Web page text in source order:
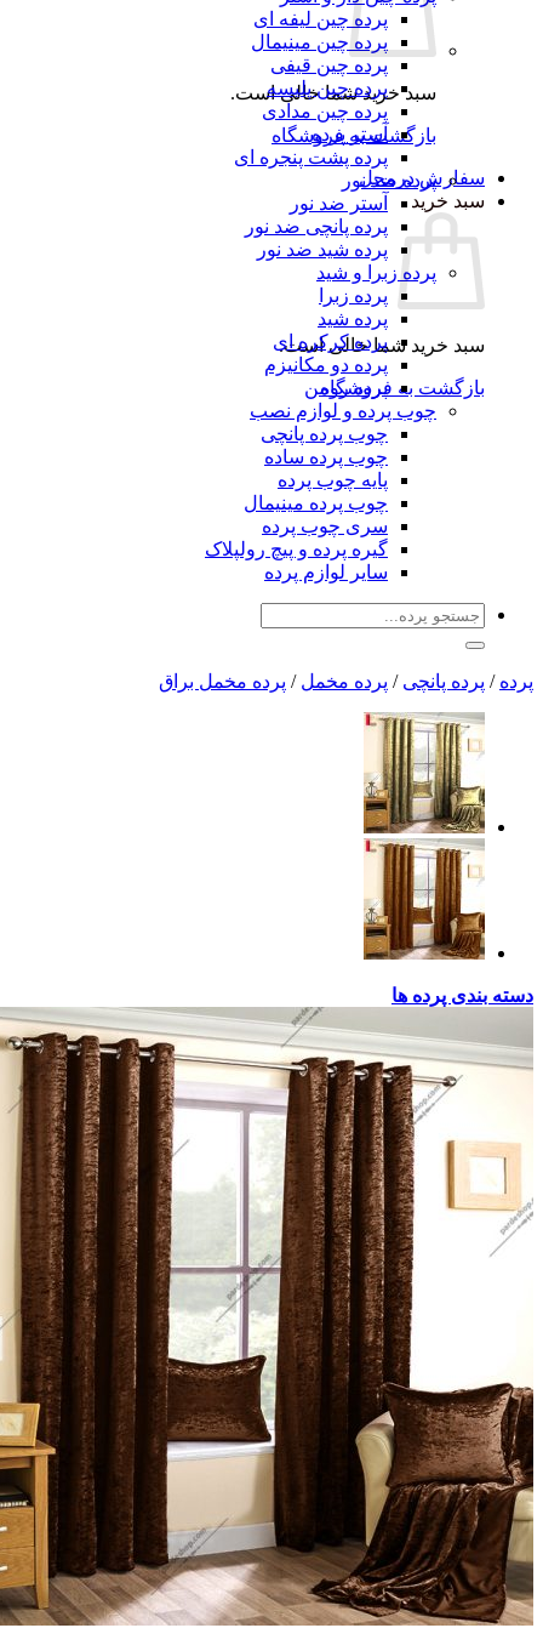
سبد خرید شما خالی است.
بازگشت به فروشگاه
درمحل
خرید
خرید شما خالی است.
به فروشگاه
پرده چین لیفه ای
پرده چین مینیمال
پرده چین قیفی
پرده چین پلیسه
پرده چین مدادی
آستر پرده
پرده پشت پنجره ای
پرده ضد نور
آستر ضد نور
پرده پانچی ضد نور
پرده شید ضد نور
پرده زبرا و شید
پرده زبرا
پرده شید
پرده کرکره ای
پرده دو مکانیزم
پرده رومن
چوب پرده و لوازم نصب
چوب پرده پانچی
چوب پرده ساده
پایه چوب پرده
چوب پرده مینیمال
سری چوب پرده
گیره پرده و پیچ رولپلاک
سایر لوازم پرده
پانچی / پرده مخمل / پرده مخمل براق
پرده ها